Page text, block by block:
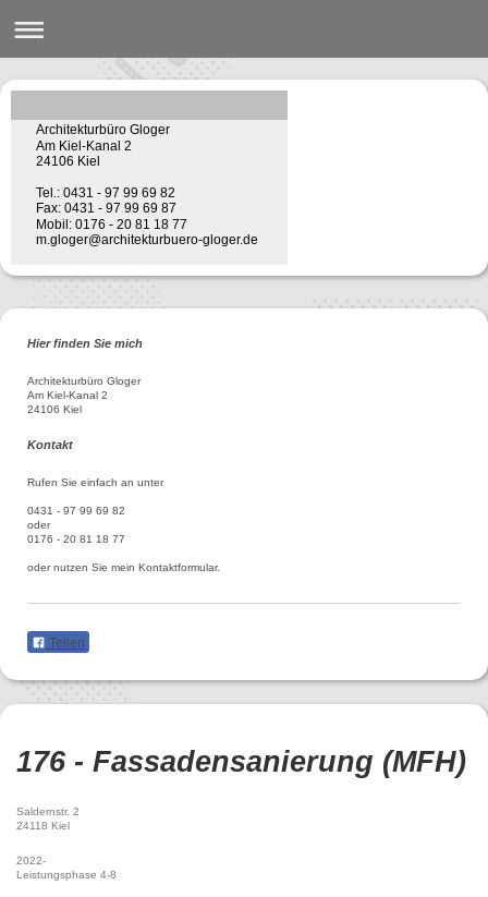
Architekturbüro Gloger
Am Kiel-Kanal 2
24106 Kiel
Tel.: 0431 - 97 99 69 82
Fax: 0431 - 97 99 69 87
Mobil: 0176 - 20 81 18 77
m.gloger@architekturbuero-gloger.de
Hier finden Sie mich
Architekturbüro Gloger
Am Kiel-Kanal 2
24106 Kiel
Kontakt
Rufen Sie einfach an unter
0431 - 97 99 69 82
oder
0176 - 20 81 18 77
oder nutzen Sie mein Kontaktformular.
Teilen
176 - Fassadensanierung (MFH)
Saldernstr. 2
24118 Kiel
2022-
Leistungsphase 4-8